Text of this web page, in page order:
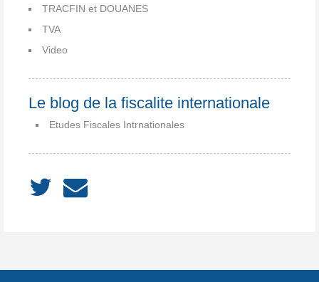
TRACFIN et DOUANES
TVA
Video
Le blog de la fiscalite internationale
Etudes Fiscales Intrnationales